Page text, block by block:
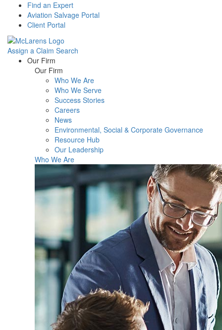
Find an Expert
Aviation Salvage Portal
Client Portal
Assign a Claim Search
Menu Our Firm
Our Firm
Who We Are
Who We Serve
Success Stories
Careers
News
Environmental, Social & Corporate Governance
Resource Hub
Our Leadership
Who We Are